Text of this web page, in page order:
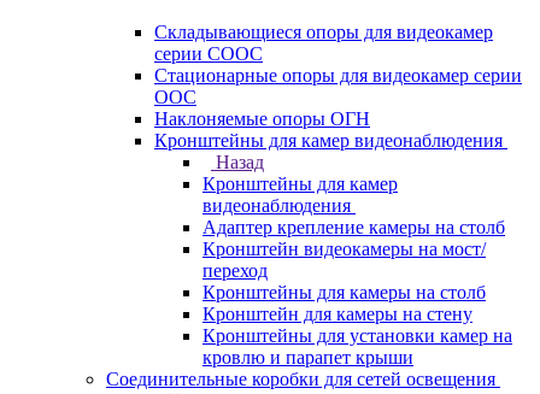
Складывающиеся опоры для видеокамер
серии СООС
Стационарные опоры для видеокамер серии
ООС
Наклоняемые опоры ОГН
Кронштейны для камер видеонаблюдения
Назад
Кронштейны для камер
видеонаблюдения
Адаптер крепление камеры на столб
Кронштейн видеокамеры на мост/
переход
Кронштейны для камеры на столб
Кронштейн для камеры на стену
Кронштейны для установки камер на
кровлю и парапет крыши
Соединительные коробки для сетей освещения